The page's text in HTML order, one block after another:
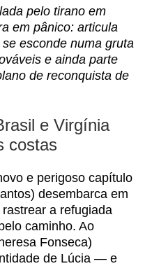
pelo tirano em
em pânico: articula
esconde numa gruta
e ainda parte
de reconquista de
e Virgínia
costas
e perigoso capítulo
desembarca em
a refugiada
caminho. Ao
Fonseca)
de Lúcia — e